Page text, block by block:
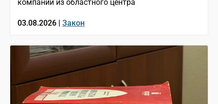
компаний из областного центра
03.08.2026 | Закон